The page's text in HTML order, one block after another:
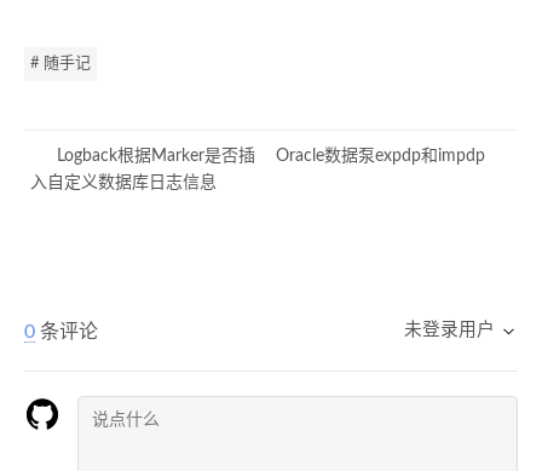
# 随手记
Logback根据Marker是否插
入自定义数据库日志信息
Oracle数据泵expdp和impdp
0 条评论 未登录用户